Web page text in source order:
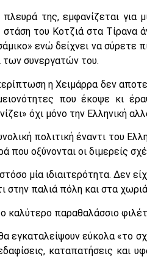
της, εμφανίζεται για
στάση του Κοτζιά στα
ενώ δείχνει να σύρετε
συνεργατών του.
η Χειμάρρα δεν
που έκοψε κι
όχι μόνο την Ελληνική
πολιτική έναντι του
που οξύνονται οι διμερείς
μία ιδιαιτερότητα. Δεν
στην παλιά πόλη και στα
καλύτερο παραθαλάσσιο
εγκαταλείψουν εύκολα «το
καταπατήσεις και